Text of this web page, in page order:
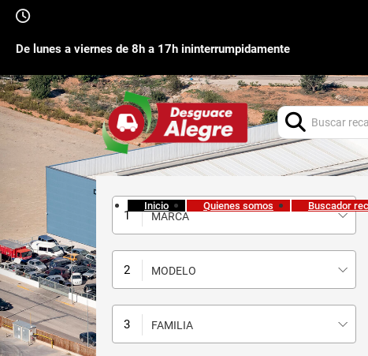
De lunes a viernes de 8h a 17h ininterrumpidamente
Buscar:
Inicio Quienes somos Buscador
MARCA
MODELO
FAMILIA